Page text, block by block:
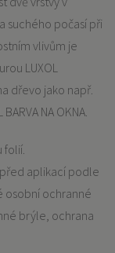
suchého počasí při
vlivům je
LUXOL
dřevo jako např.
NA OKNA.
folií.
aplikací podle
osobní ochranné
brýle, ochrana